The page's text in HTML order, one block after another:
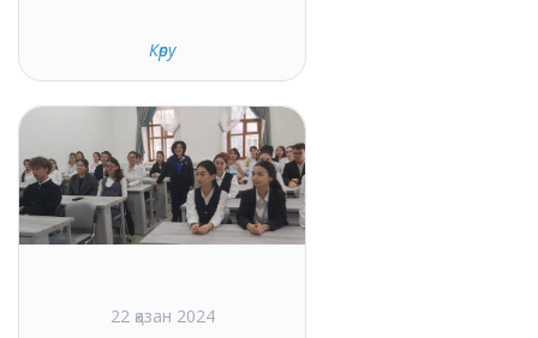
Көру
22 қазан 2024